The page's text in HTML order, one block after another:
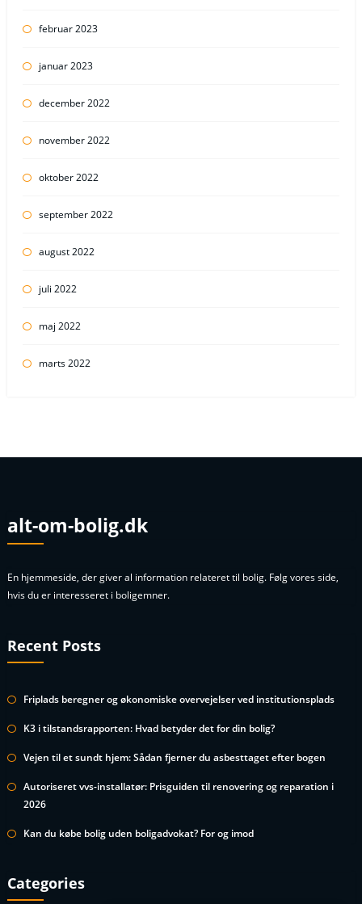
februar 2023
januar 2023
december 2022
november 2022
oktober 2022
september 2022
august 2022
juli 2022
maj 2022
marts 2022
alt-om-bolig.dk
En hjemmeside, der giver al information relateret til bolig. Følg vores side,
hvis du er interesseret i boligemner.
Recent Posts
Friplads beregner og økonomiske overvejelser ved institutionsplads
K3 i tilstandsrapporten: Hvad betyder det for din bolig?
Vejen til et sundt hjem: Sådan fjerner du asbesttaget efter bogen
Autoriseret vvs-installatør: Prisguiden til renovering og reparation i
2026
Kan du købe bolig uden boligadvokat? For og imod
Categories